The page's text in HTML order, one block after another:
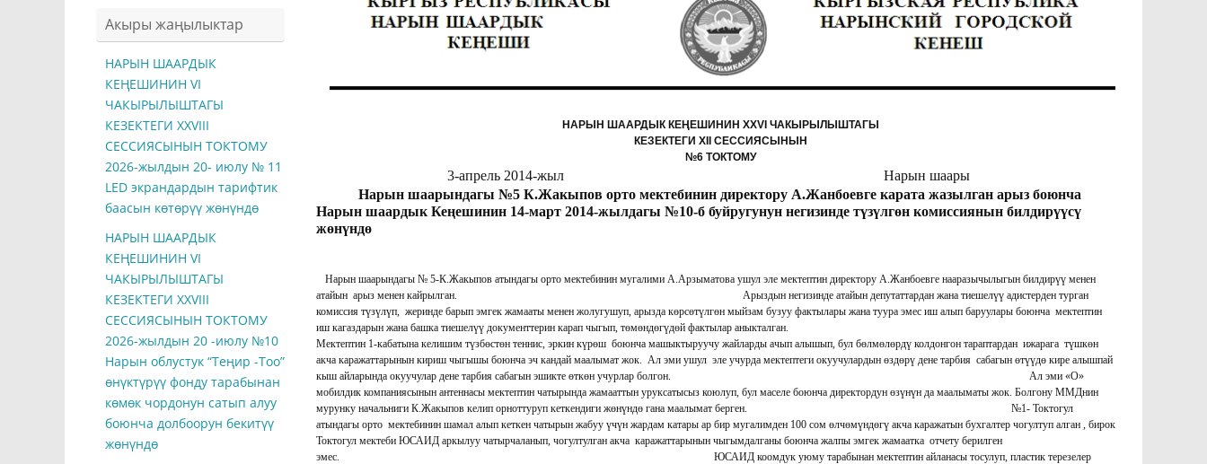
НАРЫН ШААРДЫК КЕҢЕШИНИН ХХVI ЧАКЫРЫЛЫШТАГЫ
КЕЗЕКТЕГИ XII СЕССИЯСЫНЫН
№6 ТОКТОМУ
3-апрель 2014-жыл Нарын шаары
Нарын шаарындагы №5 К.Жакыпов орто мектебинин директору А.Жанбоевге карата жазылган арыз боюнча
Нарын шаардык Кеңешинин 14-март 2014-жылдагы №10-б буйругунун негизинде түзүлгөн комиссиянын билдирүүсү
жөнүндө
Нарын шаарындагы № 5-К.Жакыпов атындагы орто мектебинин мугалими А.Арзыматова ушул эле мектептин директору А.Жанбоевге нааразычылыгын билдирүү менен
атайын арыз менен кайрылган. Арыздын негизинде атайын депутаттардан жана тиешелүү адистерден турган
комиссия түзүлүп, жеринде барып эмгек жамааты менен жолугушуп, арызда көрсөтүлгөн мыйзам бузуу фактылары жана туура эмес иш алып баруулары боюнча мектептин
иш кагаздарын жана башка тиешелүү документтерин карап чыгып, төмөндөгүдөй фактылар аныкталган.
Мектептин 1-кабатына келишим түзбөстөн теннис, эркин күрөш боюнча машыктыруучу жайларды ачып алышып, бул бөлмөлөрдү колдонгон тараптардан ижарага түшкөн
акча каражаттарынын кириш чыгышы боюнча эч кандай маалымат жок. Ал эми ушул эле учурда мектептеги окуучулардын өздөрү дене тарбия сабагын өтүүдө кире алышпай
кыш айларында окуучулар дене тарбия сабагын эшикте өткөн учурлар болгон. Ал эми «О»
мобилдик компаниясынын антеннасы мектептин чатырында жамааттын уруксатысыз коюлуп, бул маселе боюнча директордун өзүнүн да маалыматы жок. Болгону ММДнин
мурунку начальниги К.Жакыпов келип орноттуруп кеткендиги жөнүндө гана маалымат берген. №1- Токтогул
атындагы орто мектебинин шамал алып кеткен чатырын жабуу үчүн жардам катары ар бир мугалимден 100 сом өлчөмүндөгү акча каражатын бухгалтер чогултуп алган , бирок
Токтогул мектеби ЮСАИД аркылуу чатырчаланып, чогултулган акча каражаттарынын чыгымдалганы боюнча жалпы эмгек жамаатка отчету берилген
эмес. ЮСАИД коомдук уюму тарабынан мектептин айланасы тосулуп, пластик терезелер
Акыры жаңылыктар
НАРЫН ШААРДЫК
КЕҢЕШИНИН VI
ЧАКЫРЫЛЫШТАГЫ
КЕЗЕКТЕГИ ХXVIII
СЕССИЯСЫНЫН ТОКТОМУ
2026-жылдын 20- июлу № 11
LED экрандардын тарифтик
баасын көтөрүү жөнүндө
НАРЫН ШААРДЫК
КЕҢЕШИНИН VI
ЧАКЫРЫЛЫШТАГЫ
КЕЗЕКТЕГИ ХXVIII
СЕССИЯСЫНЫН ТОКТОМУ
2026-жылдын 20 -июлу №10
Нарын облустук “Теңир -Тоо”
өнүктүрүү фонду тарабынан
көмөк чордонун сатып алуу
боюнча долбоорун бекитүү
жөнүндө